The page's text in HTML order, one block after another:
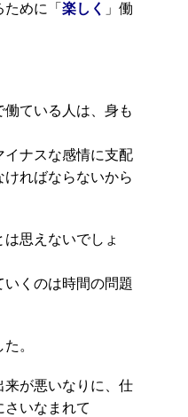
めに「 楽しく 」働
ている人は、身も
イナスな感情に支配
ればならないから
思えないでしょ
くのは時間の問題
。
来が悪いなりに、仕
いなまれて